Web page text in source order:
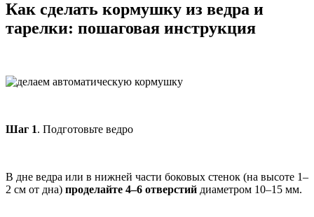
Как сделать кормушку из ведра и
тарелки: пошаговая инструкция
Шаг 1. Подготовьте ведро
В дне ведра или в нижней части боковых стенок (на высоте 1–
2 см от дна) проделайте 4–6 отверстий диаметром 10–15 мм.